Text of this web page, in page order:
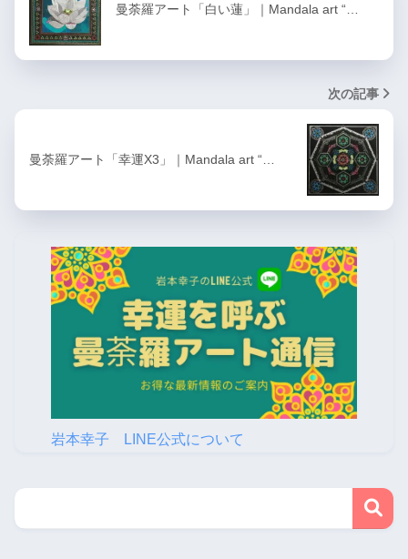
曼荼羅アート「白い蓮」｜Mandala art “…
次の記事
曼荼羅アート「幸運X3」｜Mandala art “…
岩本幸子 LINE公式について